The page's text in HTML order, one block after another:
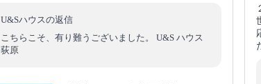
U&Sハウスの返信
こちらこそ、有り難うございました。 U&S ハウス
荻原